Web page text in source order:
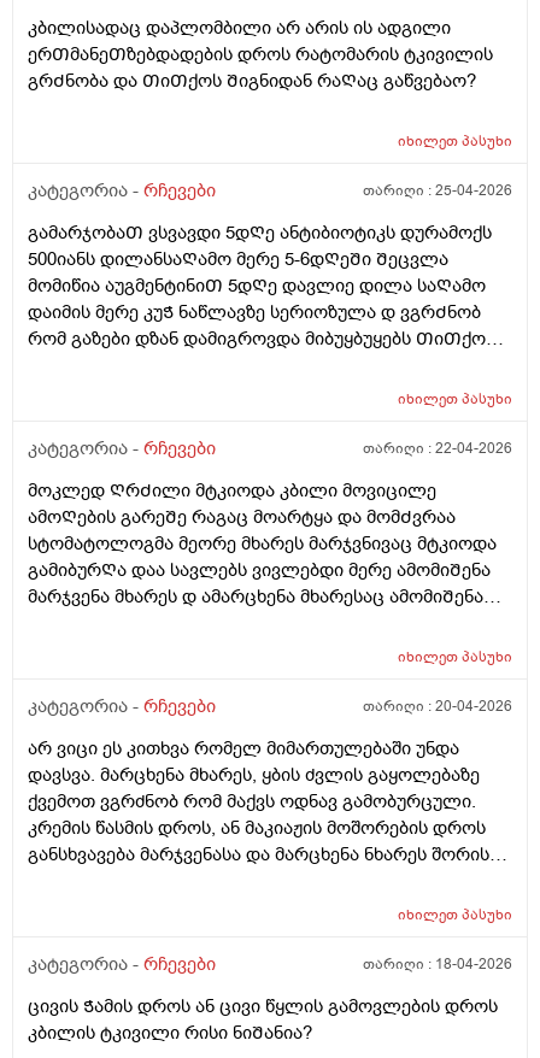
კბილისადაც დაპლომბილი არ არის ის ადგილი
ერᲗმანეᲗზებდადების დროს რატომარის ტკივილის
გრᲫნობა და ᲗიᲗქოს Შიგნიდან რაᲦაც გაწვებაო?
იხილეთპასუხი
კატეგორია - რჩევები თარიღი :25-04-2026
გამარჯობაᲗ ვსვავდი 5დᲦე ანტიბიოტიკს დურამოქს
500იანს დილანსაᲦამო მერე 5-6დᲦეᲨი Შეცვლა
მომიწია აუგმენტინიᲗ 5დᲦე დავლიე დილა საᲦამო
დაიმის მერე კუᲭ ნაწლავზე სერიოზულა დ ვგრᲫნობ
რომ გაზები დზან დამიგროვდა მიბუყბუყებს ᲗიᲗქოს
მოვლიᲗი ტკივილი პლუს Ჭიპის დაბლა არეᲨი
გასვლის Შემდეგ დაწყნარების მარა ისებ ბუყბუყიდა
ვსვავ ლაქტო-ჯ -ის 1Თვეა უკვე და გასტრიტოლის
წვეᲗები მიᲨველისნამაზე ან მეზიმ ფორტე? ვარ
26წლის ბიᲭი
იხილეთპასუხი
კატეგორია - რჩევები თარიღი :22-04-2026
მოკლედ ᲦრᲫილი მტკიოდა კბილი მოვიცილე
ამოᲦების გარეᲨე რაგაც მოარტყა და მომᲫვრაა
სტომატოლოგმა მეორე მხარეს მარჯვნივაც მტკიოდა
გამიბურᲦა დაა სავლებს ვივლებდი მერე ამომიᲨენა
მარჯვენა მხარეს დ ამარცხენა მხარესაც ამომიᲨენა
და გამიარა ᲗიᲗქოს მომენტებᲨი მტკიოდა ცივზე
რაგაცნაირი გრᲫნობა მაქ მᲩხვლეტავი სუსტი
კბილს კბილზე რო დავადგავ მომენტებᲨი მტკივაა
რისი ბრალია არის Თუარა Შანსირო არასწორად
დახურა იმიტომ რომ გუᲨინ Ჭამის დროს მარჯვენა
მხარეს საᲭმელი Შემივიდა ნსმცეცებინᲗიᲗქოს და
ყრუდ ამტკივდა
იხილეთპასუხი
კატეგორია - რჩევები თარიღი :20-04-2026
არ ვიცი ეს კითხვა რომელ მიმართულებაში უნდა
დავსვა. მარცხენა მხარეს, ყბის ძვლის გაყოლებაზე
ქვემოთ ვგრძნობ რომ მაქვს ოდნავ გამობურცული.
კრემის წასმის დროს, ან მაკიაჟის მოშორების დროს
განსხვავება მარჯვენასა და მარცხენა ნხარეს შორის
არაფერი, მხოლოდ შეხებით. ადრეც მქონდა
შეიძლება ვიფიქრო სიმსივნურ წარმონაქმნზე? ან
პასუხი, ვიდრე ექიმთან მივალ. ისიც არ ვიცი რა
მიმართულების ექიმს უნდა მივაკითხო.
იხილეთპასუხი
კატეგორია - რჩევები თარიღი : 18-04-2026
ცივის Ჭამის დროს ან ცივი წყლის გამოვლების დროს
კბილის ტკივილი რისი ნიᲨანია?